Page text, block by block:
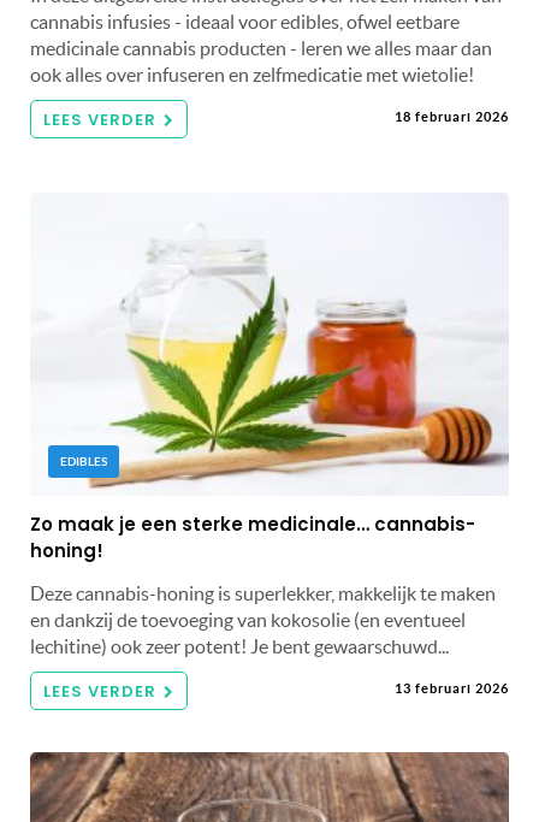
cannabis infusies - ideaal voor edibles, ofwel eetbare
medicinale cannabis producten - leren we alles maar dan
ook alles over infuseren en zelfmedicatie met wietolie!
LEES VERDER 18 februari 2026
EDIBLES
Zo maak je een sterke medicinale… cannabis-
honing!
Deze cannabis-honing is superlekker, makkelijk te maken
en dankzij de toevoeging van kokosolie (en eventueel
lechitine) ook zeer potent! Je bent gewaarschuwd...
LEES VERDER 13 februari 2026